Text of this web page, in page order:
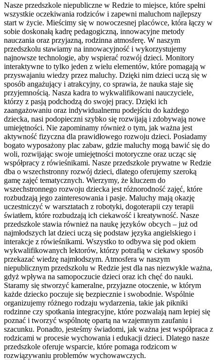
Nasze przedszkole niepubliczne w Redzie to miejsce, które spełni
wszystkie oczekiwania rodziców i zapewni maluchom najlepszy
start w życie. Mieścimy się w nowoczesnej placówce, która łączy w
sobie doskonałą kadrę pedagogiczną, innowacyjne metody
nauczania oraz przyjazną, rodzinna atmosferę. W naszym
przedszkolu stawiamy na innowacyjność i wykorzystujemy
najnowsze technologie, aby wspierać rozwój dzieci. Monitory
interaktywne to tylko jeden z wielu elementów, które pomagają w
przyswajaniu wiedzy przez maluchy. Dzięki nim dzieci uczą się w
sposób angażujący i atrakcyjny, co sprawia, że nauka staje się
przyjemnością. Nasza kadra to wykwalifikowani nauczyciele,
którzy z pasją podchodzą do swojej pracy. Dzięki ich
zaangażowaniu oraz indywidualnemu podejściu do każdego
dziecka, nasi podopieczni szybko się rozwijają i zdobywają nowe
umiejętności. Nie zapominamy również o tym, jak ważna jest
aktywność fizyczna dla prawidłowego rozwoju dzieci. Posiadamy
bogato wyposażony plac zabaw, gdzie maluchy mogą bawić się do
woli, rozwijając swoje umiejętności motoryczne oraz ucząc się
współpracy z rówieśnikami. Nasze przedszkole prywatne w Redzie
dba o wszechstronny rozwój dzieci, dlatego oferujemy szeroką
gamę zajęć tematycznych. Wierzymy, że kluczem do
wszechstronnego rozwoju dziecka jest różnorodność zajęć, które
rozbudzają jego zainteresowania i pasje. Maluchy mają okazję
uczestniczyć w warsztatach z robotyki, dogoterapii czy terapii
światłem, które rozbudzają ich ciekawość i kreatywność. Nasze
przedszkole stawia również na naukę języków obcych – już od
najmłodszych lat dzieci uczą się podstaw języka angielskiego i
interakcje z rówieśnikami. Wszystko to odbywa się pod okiem
wykwalifikowanych lektorów, którzy potrafią w ciekawy sposób
przekazać wiedzę najmłodszym. Atmosfera w naszym
niepublicznym przedszkolu w Redzie jest dla nas niezwykle ważna,
gdyż wpływa na samopoczucie dzieci oraz ich chęć do nauki.
Staramy się stworzyć kameralne, przyjazne otoczenie, w którym
każde dziecko poczuje się bezpiecznie i swobodnie. Wspólnie
organizujemy różnego rodzaju wydarzenia, takie jak pikniki
rodzinne czy spotkania integracyjne, które pozwalają nam lepiej się
poznać i tworzyć wspólnotę opartą na wzajemnym zaufaniu i
szacunku. Ponadto, jesteśmy świadomi, jak ważna jest współpraca z
rodzicami w procesie wychowania i edukacji dzieci. Dlatego nasze
przedszkole oferuje wsparcie, które pomaga rodzicom w
rozwiązywaniu problemów wychowawczych.